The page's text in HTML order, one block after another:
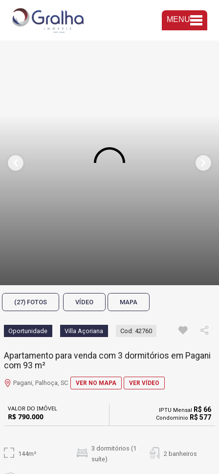
MENU
(27) FOTOS VÍDEO MAPA
Oportunidade Villa Açoriana Cod: 42760
Apartamento para venda com 3 dormitórios em Pagani
com 93 m²
Pagani, Palhoça, SC VER NO MAPA VER VÍDEO
VALOR DO IMÓVEL
R$ 790.000
IPTU Mensal R$ 66
Condomínio R$ 577
144m²
3 dormitórios (1
suíte)
2 banheiros